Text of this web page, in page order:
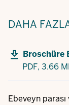
DAHA
Broschüre
PDF, 3.66
Ebeveyn